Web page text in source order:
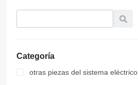
Categoría
otras piezas del sistema eléctrico